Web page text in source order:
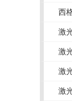
西
激
激
激
激